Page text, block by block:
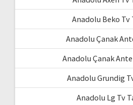
Anadolu Beko Tv
Anadolu Çanak
Anadolu Çanak
Anadolu Grundig
Anadolu Lg Tv